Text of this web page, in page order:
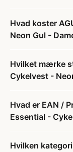
Hvad koster
Neon Gul -
Hvilket mærke
Cykelvest -
Hvad er EAN /
Essential -
Hvilken